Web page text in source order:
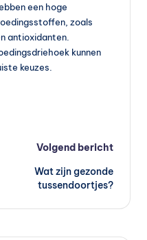
een hoge
zoals
antioxidanten.
kunnen
keuzes.
Volgend bericht
Wat zijn gezonde
tussendoortjes?